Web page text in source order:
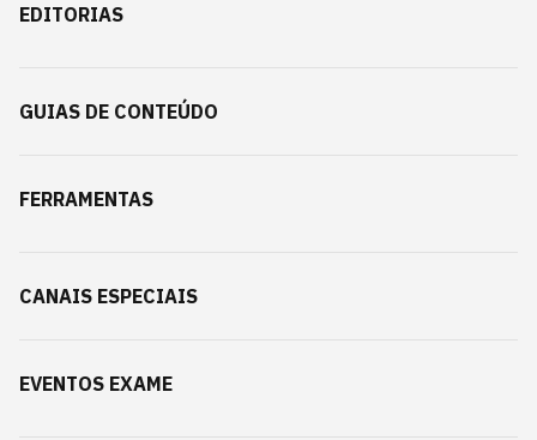
EDITORIAS
GUIAS DE CONTEÚDO
FERRAMENTAS
CANAIS ESPECIAIS
EVENTOS EXAME